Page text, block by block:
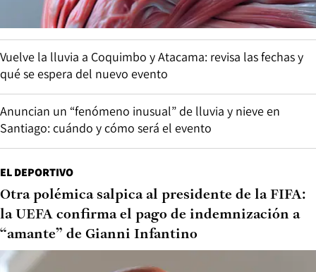
Vuelve la lluvia a Coquimbo y Atacama: revisa las fechas y
qué se espera del nuevo evento
Anuncian un “fenómeno inusual” de lluvia y nieve en
Santiago: cuándo y cómo será el evento
EL DEPORTIVO
Otra polémica salpica al presidente de la FIFA:
la UEFA confirma el pago de indemnización a
“amante” de Gianni Infantino